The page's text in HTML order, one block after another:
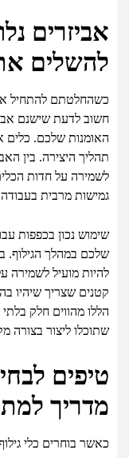
אביזרים
להשלים
כשהחלטתם להתחיל
חשוב לדעת שישנם
האומנות שלכם. כלים
תהליך היצירה. בין
לשמירה על חדות
גמישות מרבית
שימוש נכון בכפפות
שלכם במהלך הגילוף.
להיות מועיל לשמירה
קטנים שצריך שיהיו
הללו מהווים חלק
שתוכלו ליצור בצורה
טיפים
מדריך
כאשר בוחרים כלי